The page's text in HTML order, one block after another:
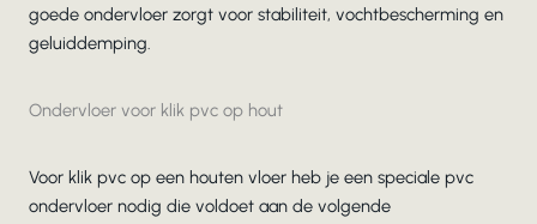
goede ondervloer zorgt voor stabiliteit, vochtbescherming en
geluiddemping.
Ondervloer voor klik pvc op hout
Voor klik pvc op een houten vloer heb je een speciale pvc
ondervloer nodig die voldoet aan de volgende